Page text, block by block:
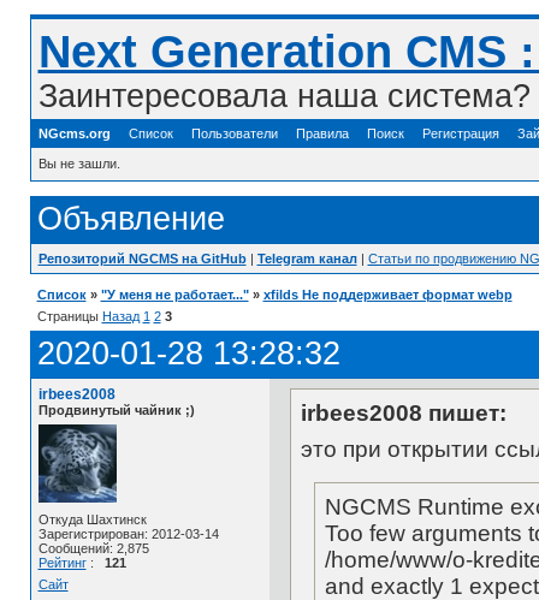
Next Generation
Заинтересовала наша
NGcms.org Список Пользователи Правила Поиск Регистрация
Вы не зашли.
Объявление
Репозиторий NGCMS на GitHub| Telegram канал| Статьи по продвижению
Список » "У меня не работает..." » xfilds Не поддерживает формат webp
Страницы Назад 1 2 3
2020-01-28 13:28:32
irbees2008
Продвинутый чайник ;)
Откуда Шахтинск
Зарегистрирован: 2012-03-14
Сообщений: 2,875
Рейтинг: 121
Сайт
irbees2008 пишет:
это при открытии
NGCMS Runtime
Too few arguments
/home/www/o-
and exactly 1